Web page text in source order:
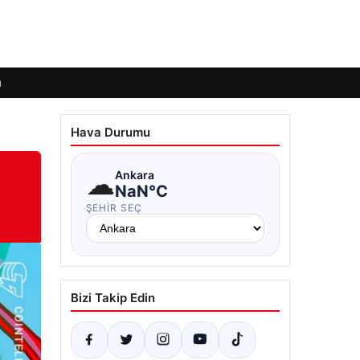
Hava Durumu
☁Ankara
NaN°C
ŞEHIR SEÇ
Bizi Takip Edin